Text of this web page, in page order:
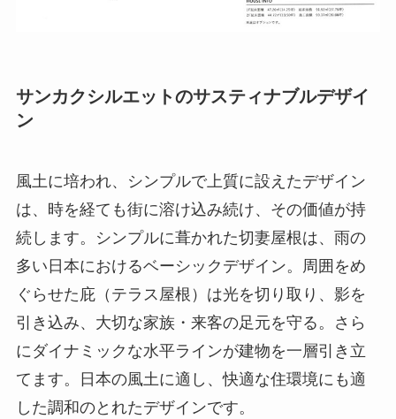
サンカクシルエットのサスティナブルデザイ
ン
風土に培われ、シンプルで上質に設えたデザイン
は、時を経ても街に溶け込み続け、その価値が持
続します。シンプルに葺かれた切妻屋根は、雨の
多い日本におけるベーシックデザイン。周囲をめ
ぐらせた庇（テラス屋根）は光を切り取り、影を
引き込み、大切な家族・来客の足元を守る。さら
にダイナミックな水平ラインが建物を一層引き立
てます。日本の風土に適し、快適な住環境にも適
した調和のとれたデザインです。